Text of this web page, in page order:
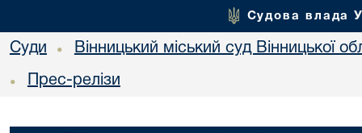
Судова влада
Суди • Вінницький міський суд Вінницької
• Прес-релізи